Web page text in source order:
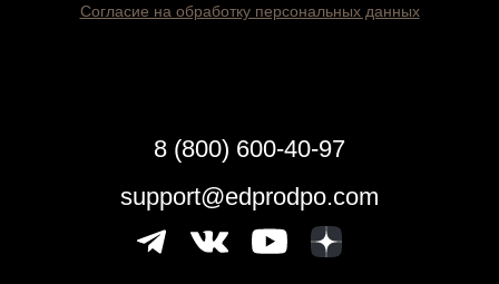
Согласие на обработку персональных данных
8 (800) 600-40-97
support@edprodpo.com